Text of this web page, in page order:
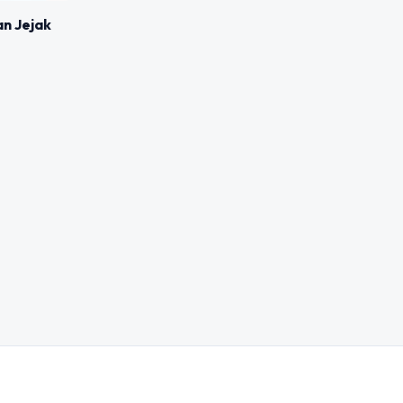
Jejak